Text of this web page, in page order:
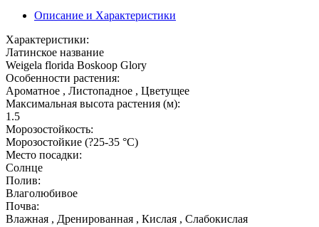
Описание и Характеристики
Характеристики:
Латинское название
Weigela florida Boskoop Glory
Особенности растения:
Ароматное , Листопадное , Цветущее
Максимальная высота растения (м):
1.5
Морозостойкость:
Морозостойкие (?25-35 °С)
Место посадки:
Солнце
Полив:
Влаголюбивое
Почва:
Влажная , Дренированная , Кислая , Слабокислая